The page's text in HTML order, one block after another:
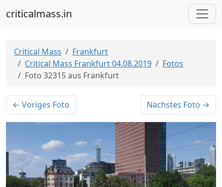
criticalmass.in
Critical Mass
Frankfurt
Critical Mass Frankfurt 04.08.2019
Fotos
Foto 32315 aus Frankfurt
← Voriges Foto Nächstes Foto →